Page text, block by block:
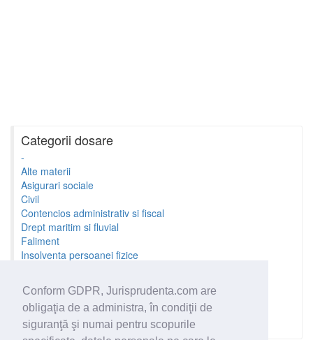
Conform GDPR, Jurisprudenta.com are
obligaţia de a administra, în condiţii de
siguranţă şi numai pentru scopurile
Categorii dosare
-
Alte materii
Asigurari sociale
Civil
Contencios administrativ si fiscal
Drept maritim si fluvial
Faliment
Insolventa persoanei fizice
Minori si familie
Penal
Proprietate Intelectuala